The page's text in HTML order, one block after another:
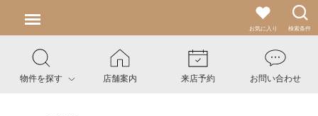
お気に入り 検索条件
物件を探す 店舗案内 来店予約 お問い合わせ